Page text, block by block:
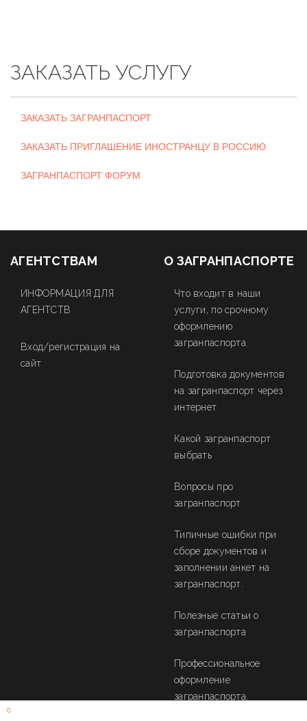
0
ЗАКАЗАТЬ УСЛУГУ
ЗАКАЗАТЬ ЗАГРАНПАСПОРТ
ЗАКАЗАТЬ ПРИГЛАШЕНИЕ ИНОСТРАНЦУ В РОССИЮ
ЗАГРАНПАСПОРТ ФОРУМ
АГЕНТСТВАМ
ИНФОРМАЦИЯ ДЛЯ
АГЕНТСТВ
Вход/регистрация на
сайт
О ЗАГРАНПАСПОРТЕ
Что входит в наши
услуги, по срочному
оформлению
загранпаспорта.
Подготовка документов
на загранпаспорт через
интернет
Какой загранпаспорт
выбрать
Вопросы про
загранпаспорт
Типичные ошибки при
сборе документов и
заполнении анкет на
загранпаспорт.
Полезные статьи о
загранпаспорта
Профессиональное
оформление
загранпаспорта.